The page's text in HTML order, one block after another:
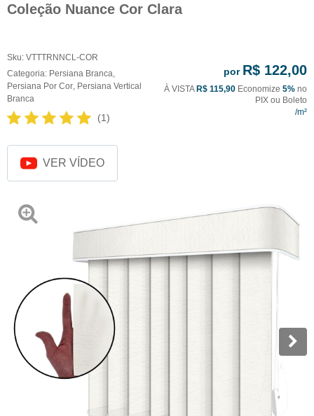
Coleção Nuance Cor Clara
Sku: VTTTRNNCL-COR
Categoria: Persiana Branca,
Persiana Por Cor, Persiana Vertical
Branca
(1)
por R$ 122,00
À VISTA R$ 115,90 Economize 5% no
PIX ou Boleto
VER VÍDEO